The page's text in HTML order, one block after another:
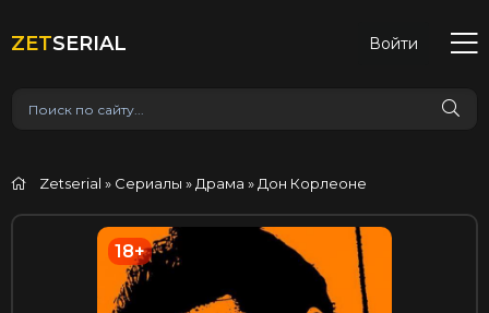
ZETSERIAL Войти
Zetserial » Сериалы » Драма » Дон Корлеоне
18+